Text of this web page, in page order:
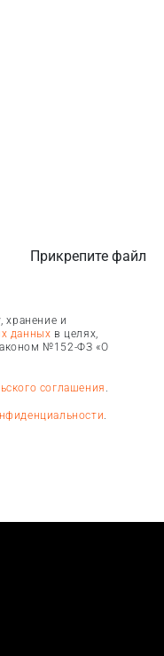
Прикрепите файл
хранение и
данных в целях,
№152-ФЗ «О
соглашения .
.